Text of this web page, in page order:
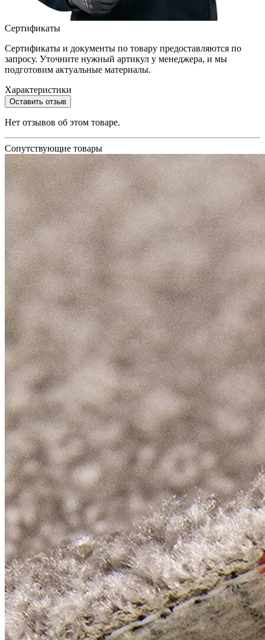
Сертификаты
Сертификаты и документы по товару предоставляются по
запросу. Уточните нужный артикул у менеджера, и мы
подготовим актуальные материалы.
Характеристики
Оставить отзыв
Нет отзывов об этом товаре.
Сопутствующие товары